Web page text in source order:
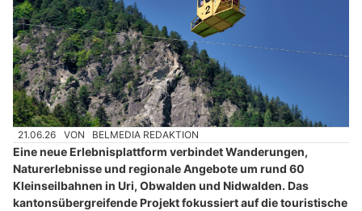
21.06.26 VON BELMEDIA REDAKTION
Eine neue Erlebnisplattform verbindet Wanderungen,
Naturerlebnisse und regionale Angebote um rund 60
Kleinseilbahnen in Uri, Obwalden und Nidwalden. Das
kantonsübergreifende Projekt fokussiert auf die touristische